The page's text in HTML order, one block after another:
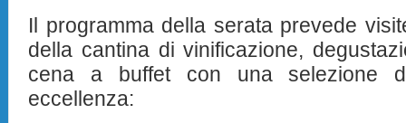
Il programma della serata prevede
della cantina di vinificazione,
cena a buffet con una selezione
eccellenza: